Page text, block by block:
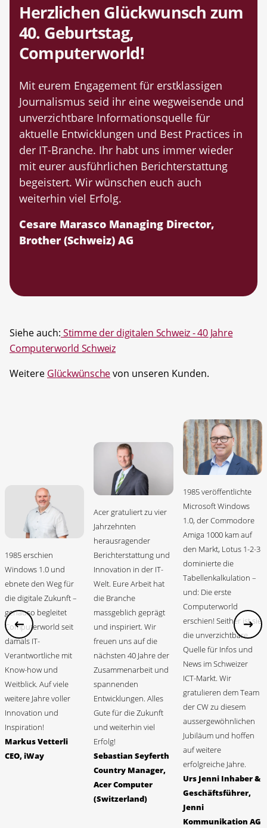
Herzlichen Glückwunsch zum
40. Geburtstag,
Computerworld!
Mit eurem Engagement für erstklassigen
Journalismus seid ihr eine wegweisende und
unverzichtbare Informationsquelle für
aktuelle Entwicklungen und Best Practices in
der IT-Branche. Ihr habt uns immer wieder
mit eurer ausführlichen Berichterstattung
begeistert. Wir wünschen euch auch
weiterhin viel Erfolg.
Cesare Marasco Managing Director,
Brother (Schweiz) AG
Siehe auch: Stimme der digitalen Schweiz - 40 Jahre
Computerworld Schweiz
Weitere Glückwünschevon unseren Kunden.
1985 erschien
Windows 1.0 und
ebnete den Weg für
die digitale Zukunft –
genauso begleitet
Computerworld seit
damals IT-
Verantwortliche mit
Know-how und
Weitblick. Auf viele
weitere Jahre voller
Innovation und
Inspiration!
Markus Vetterli
CEO, iWay
Acer gratuliert zu vier
Jahrzehnten
herausragender
Berichterstattung und
Innovation in der IT-
Welt. Eure Arbeit hat
die Branche
massgeblich geprägt
und inspiriert. Wir
freuen uns auf die
nächsten 40 Jahre der
Zusammenarbeit und
spannenden
Entwicklungen. Alles
Gute für die Zukunft
und weiterhin viel
Erfolg!
Sebastian Seyferth
Country Manager,
Acer Computer
(Switzerland)
1985 veröffentlichte
Microsoft Windows
1.0, der Commodore
Amiga 1000 kam auf
den Markt, Lotus 1-2-3
dominierte die
Tabellenkalkulation –
und: Die erste
Computerworld
erschien! Seither ist sie
die unverzichtbare
Quelle für Infos und
News im Schweizer
ICT-Markt. Wir
gratulieren dem Team
der CW zu diesem
aussergewöhnlichen
Jubiläum und hoffen
auf weitere
erfolgreiche Jahre.
Urs Jenni Inhaber &
Geschäftsführer,
Jenni
Kommunikation AG